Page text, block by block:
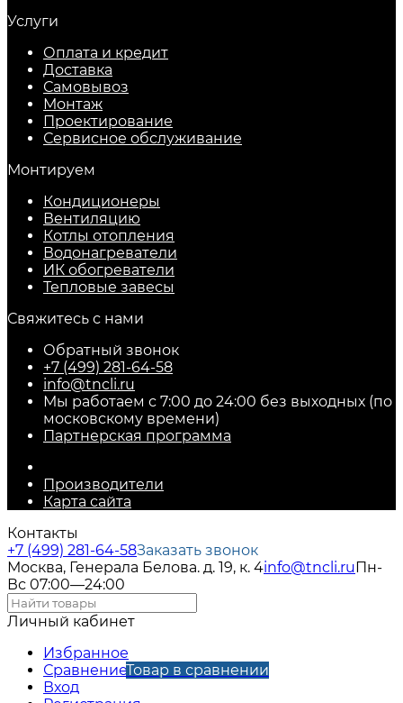
Услуги
Оплата и кредит
Доставка
Самовывоз
Монтаж
Проектирование
Сервисное обслуживание
Монтируем
Кондиционеры
Вентиляцию
Котлы отопления
Водонагреватели
ИК обогреватели
Тепловые завесы
Свяжитесь с нами
Обратный звонок
+7 (499) 281-64-58
info@tncli.ru
Мы работаем с 7:00 до 24:00 без выходных (по
московскому времени)
Партнерская программа
Производители
Карта сайта
Контакты
+7 (499) 281-64-58Заказать звонок
Москва, Генерала Белова. д. 19, к. 4info@tncli.ru Пн-
Вс 07:00—24:00
Личный кабинет
Избранное
СравнениеТовар в сравнении
Вход